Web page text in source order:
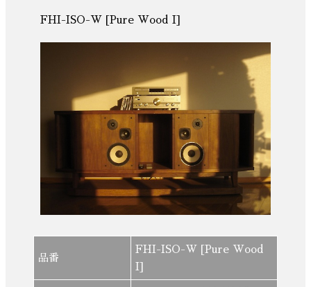
FHI-ISO-W [Pure Wood I]
品番
FHI-ISO-W [Pure Wood